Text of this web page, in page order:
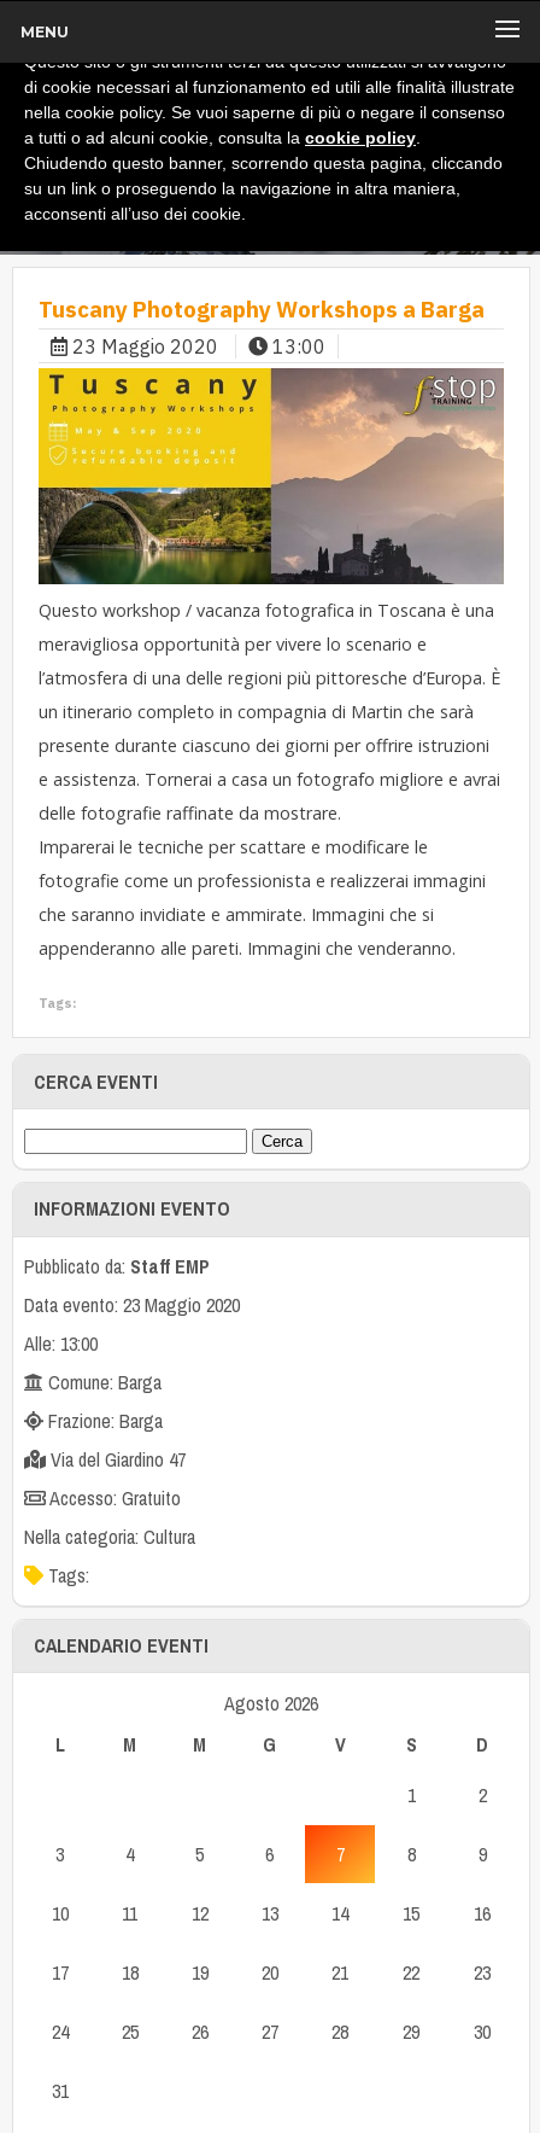
MENU
Tuscany Photography Workshops a Barga
23 Maggio 2020 13:00
Questo workshop / vacanza fotografica in Toscana è una
meravigliosa opportunità per vivere lo scenario e
l’atmosfera di una delle regioni più pittoresche d’Europa. È
un itinerario completo in compagnia di Martin che sarà
presente durante ciascuno dei giorni per offrire istruzioni
e assistenza. Tornerai a casa un fotografo migliore e avrai
delle fotografie raffinate da mostrare.
Imparerai le tecniche per scattare e modificare le
fotografie come un professionista e realizzerai immagini
che saranno invidiate e ammirate. Immagini che si
appenderanno alle pareti. Immagini che venderanno.
Tags:
CERCA EVENTI
INFORMAZIONI EVENTO
Pubblicato da: Staff EMP
Data evento: 23 Maggio 2020
Alle: 13:00
Comune: Barga
Frazione: Barga
Via del Giardino 47
Accesso: Gratuito
Nella categoria: Cultura
Tags:
CALENDARIO EVENTI
Agosto 2026
L
M M G V S D
1 2
3 4 5 6 7 8 9
10 11 12 13 14 15 16
17 18 19 20 21 22 23
24 25 26 27 28 29 30
31
x
Informativa
Questo sito o gli strumenti terzi da questo utilizzati si avvalgono
di cookie necessari al funzionamento ed utili alle finalità illustrate
nella cookie policy. Se vuoi saperne di più o negare il consenso
a tutti o ad alcuni cookie, consulta la cookie policy
Chiudendo questo banner, scorrendo questa pagina, cliccando
su un link o proseguendo la navigazione in altra maniera,
acconsenti all’uso dei cookie.